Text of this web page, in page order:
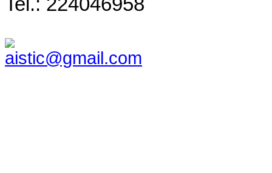
aistic@gmail.com